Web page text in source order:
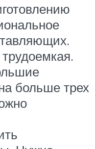
больше трех